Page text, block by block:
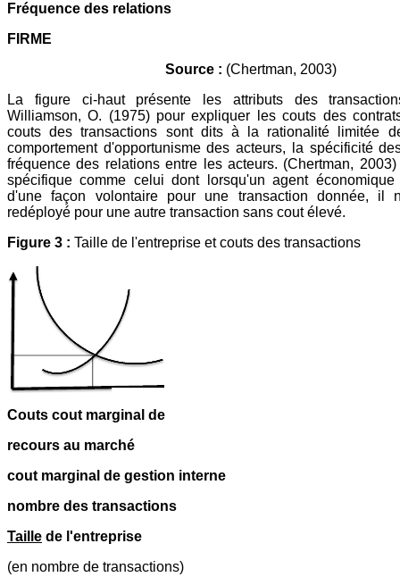
Fréquence des relations
FIRME
Source : (Chertman, 2003)
La figure ci-haut présente les attributs des
Williamson, O. (1975) pour expliquer les couts des
couts des transactions sont dits à la rationalité limitée
comportement d'opportunisme des acteurs, la spécificité
fréquence des relations entre les acteurs. (Chertman,
spécifique comme celui dont lorsqu'un agent
d'une façon volontaire pour une transaction donnée, il
redéployé pour une autre transaction sans cout élevé.
Figure 3 : Taille de l'entreprise et couts des transactions
Couts cout marginal de
recours au marché
cout marginal de gestion interne
nombre des transactions
Taille de l'entreprise
(en nombre de transactions)